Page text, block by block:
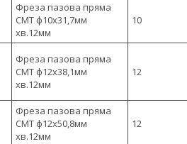
Фреза пазова пряма
CMT ф10х31,7мм
хв.12мм
10
Фреза пазова пряма
CMT ф12х38,1мм
хв.12мм
12
Фреза пазова пряма
CMT ф12х50,8мм
хв.12мм
12